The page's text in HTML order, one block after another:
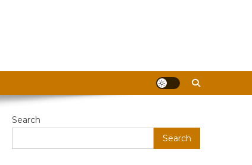
Search
Search